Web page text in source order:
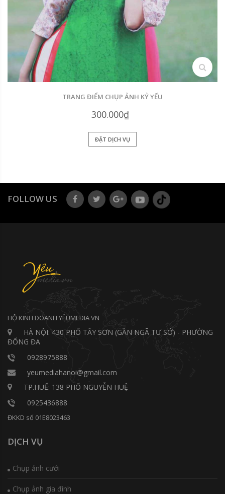
search
TRANG ĐIỂM CHỤP ẢNH KỶ YẾU
300.000₫
ĐẶT DỊCH VỤ
FOLLOW US
HỘ KINH DOANH YÊUMEDIA VN
HÀ NỘI: 430 PHỐ TÂY SƠN (GẦN NGÃ TƯ SỞ) - PHƯỜNG
ĐỐNG ĐA
0928975888
yeumediahanoi@gmail.com
TP.HUẾ: 138 PHỐ NGUYỄN HUỆ
0925436888
ĐKKD số 01E8023463
DỊCH VỤ
Chụp ảnh cưới
Chụp ảnh gia đình